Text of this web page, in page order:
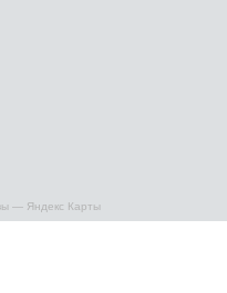
— Яндекс Карты